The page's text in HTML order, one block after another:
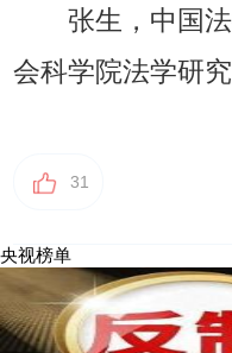
张生，中国
会科学院法学研究
31
央视榜单